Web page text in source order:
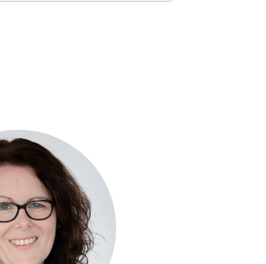
Foto
von
Christina
Hofmann